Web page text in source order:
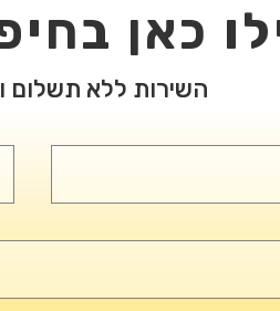
כאן
השירות ללא תשלום